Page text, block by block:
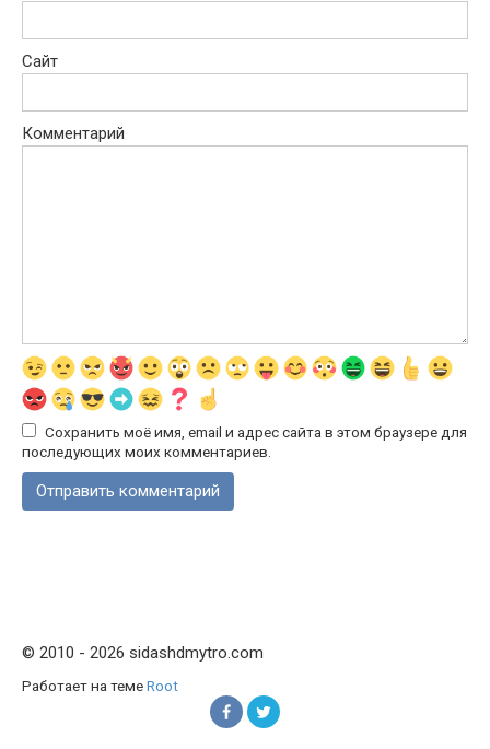
Сайт
Комментарий
Сохранить моё имя, email и адрес сайта в этом браузере для
последующих моих комментариев.
© 2010 - 2026 sidashdmytro.com
Работает на темеRoot